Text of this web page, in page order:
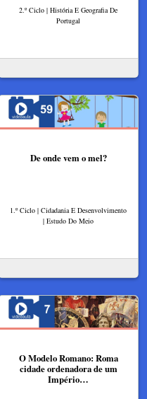
2.º Ciclo | História E Geografia De
Portugal
De onde vem o mel?
1.º Ciclo | Cidadania E Desenvolvimento
| Estudo Do Meio
O Modelo Romano: Roma
cidade ordenadora de um
Império…